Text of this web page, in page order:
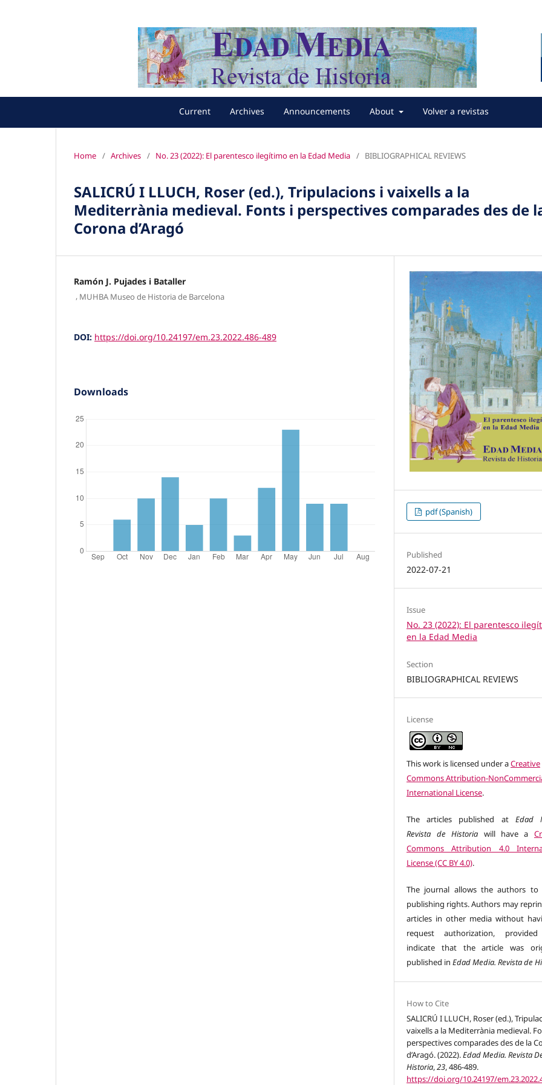
Current Archives Announcements About Volver a revistas
Home / Archives / No. 23 (2022): El parentesco ilegítimo en la Edad Media / BIBLIOGRAPHICAL REVIEWS
SALICRÚ I LLUCH, Roser (ed.), Tripulacions i vaixells a la
Mediterrània medieval. Fonts i perspectives comparades des de
Corona d’Aragó
Ramón J. Pujades i Bataller
, MUHBA Museo de Historia de Barcelona
DOI: https://doi.org/10.24197/em.23.2022.486-489
Downloads
pdf (Spanish)
Published
2022-07-21
Issue
No. 23 (2022): El parentesco
en la Edad Media
Section
BIBLIOGRAPHICAL REVIEWS
License
This work is licensed under aCreative
Commons Attribution-
International License.
The articles published at Edad
Revista de Historia will have a
Commons Attribution 4.0
License (CC BY 4.0).
The journal allows the authors to
publishing rights. Authors may
articles in other media without
request authorization,
indicate that the article was
published inEdad Media. Revista de
How to Cite
SALICRÚ I LLUCH, Roser (ed.),
vaixells a la Mediterrània medieval.
perspectives comparades des de la
d’Aragó. (2022).Edad Media. Revista
Historia,23, 486-489.
https://doi.org/10.24197/